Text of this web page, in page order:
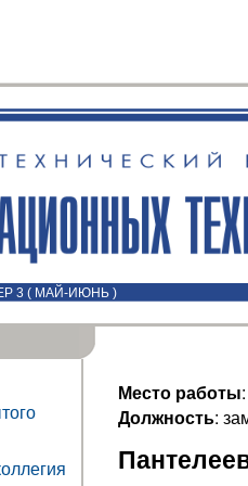
3 ( МАЙ-ИЮНЬ )
Место работы
Должность: